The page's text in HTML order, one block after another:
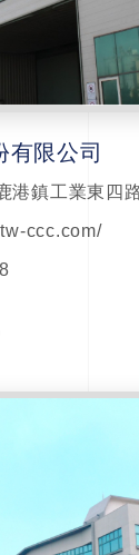
有限公司
港鎮工業東四
ccc.com/